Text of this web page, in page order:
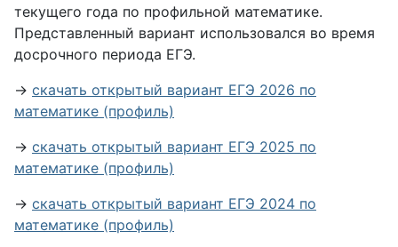
текущего года по профильной математике.
Представленный вариант использовался во время
досрочного периода ЕГЭ.
→ скачать открытый вариант ЕГЭ 2026 по
математике (профиль)
→ скачать открытый вариант ЕГЭ 2025 по
математике (профиль)
→ скачать открытый вариант ЕГЭ 2024 по
математике (профиль)